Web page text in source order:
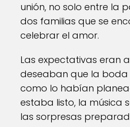
unión, no solo entre la
dos familias que se
celebrar el amor.
Las expectativas eran
deseaban que la
como lo habían
estaba listo, la música
las sorpresas